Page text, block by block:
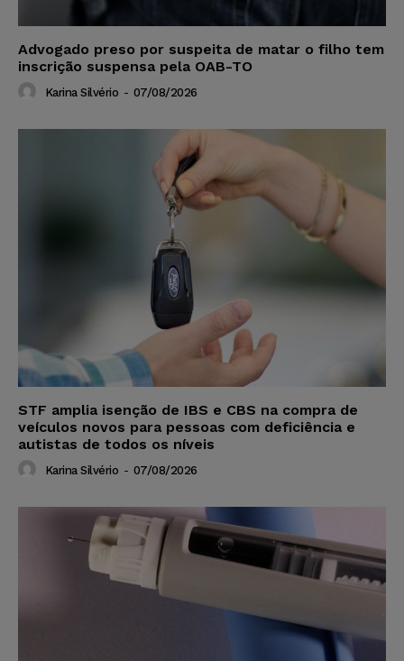
Advogado preso por suspeita de matar o filho tem
inscrição suspensa pela OAB-TO
Karina Silvério - 07/08/2026
STF amplia isenção de IBS e CBS na compra de
veículos novos para pessoas com deficiência e
autistas de todos os níveis
Karina Silvério - 07/08/2026